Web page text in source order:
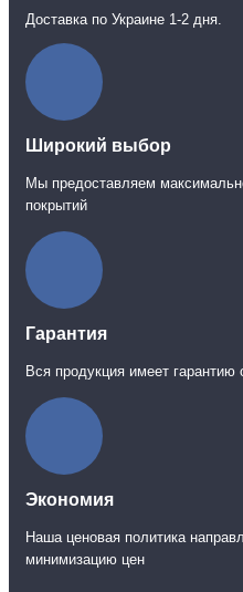
Доставка по Украине 1-2 дня.
Широкий выбор
Мы предоставляем
покрытий
Гарантия
Вся продукция имеет гарантию
Экономия
Наша ценовая политика
минимизацию цен